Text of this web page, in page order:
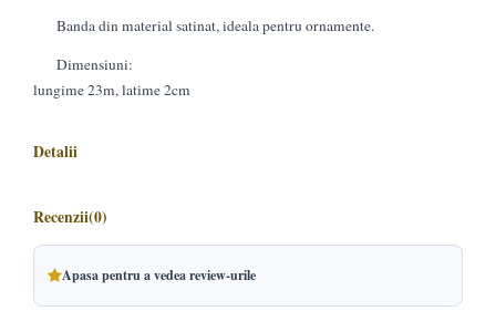
Banda din material satinat, ideala pentru ornamente.
Dimensiuni:
lungime 23m, latime 2cm
Detalii
Recenzii(0)
Apasa pentru a vedea review-urile